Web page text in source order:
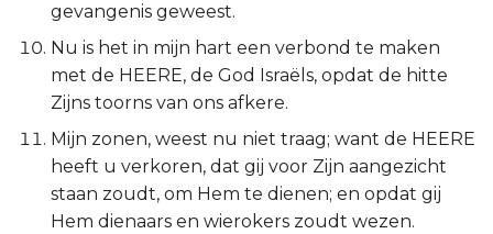
1 Johannes
2 Johannes
3 Johannes
gevangenis geweest.
Nu is het in mijn hart een verbond te maken
met de HEERE, de God Israëls, opdat de hitte
Zijns toorns van ons afkere.
Mijn zonen, weest nu niet traag; want de HEERE
heeft u verkoren, dat gij voor Zijn aangezicht
staan zoudt, om Hem te dienen; en opdat gij
Hem dienaars en wierokers zoudt wezen.